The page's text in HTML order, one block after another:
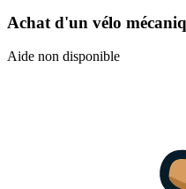
Achat d'un vélo
Aide non disponible